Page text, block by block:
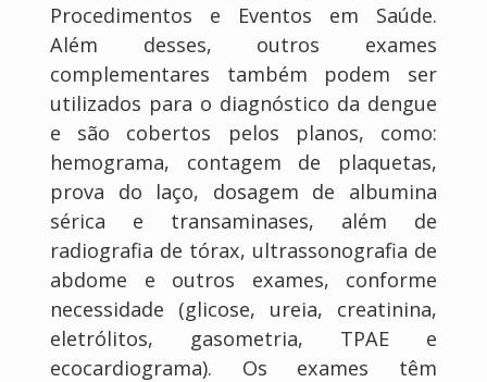
Procedimentos e Eventos em Saúde.
Além desses, outros exames
complementares também podem ser
utilizados para o diagnóstico da dengue
e são cobertos pelos planos, como:
hemograma, contagem de plaquetas,
prova do laço, dosagem de albumina
sérica e transaminases, além de
radiografia de tórax, ultrassonografia de
abdome e outros exames, conforme
necessidade (glicose, ureia, creatinina,
eletrólitos, gasometria, TPAE e
ecocardiograma). Os exames têm